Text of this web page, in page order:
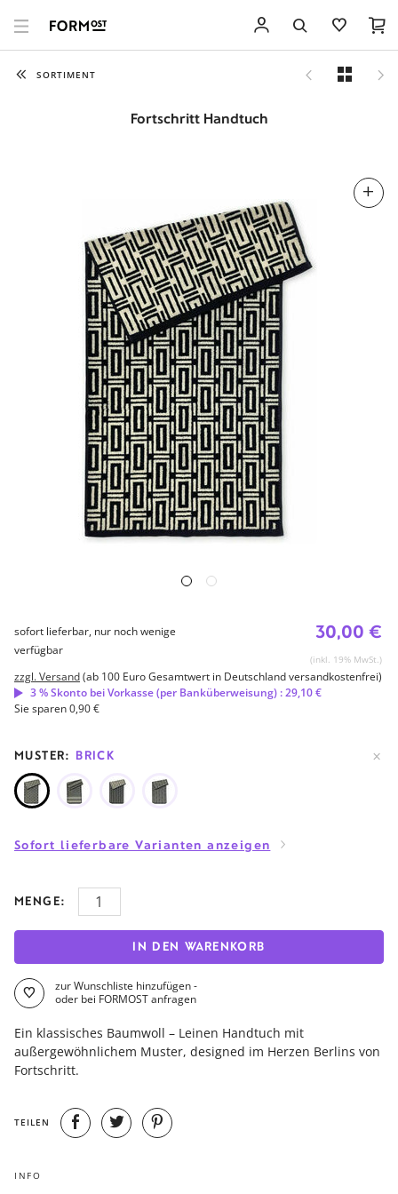
SORTIMENT
Fortschritt Handtuch
30,00 €
(inkl. 19% MwSt.)
sofort lieferbar, nur noch wenige
verfügbar
zzgl. Versand(ab 100 Euro Gesamtwert in Deutschland versandkostenfrei)
3 % Skonto bei Vorkasse (per Banküberweisung) : 29,10 €
Sie sparen 0,90 €
MUSTER: BRICK
Sofort lieferbare Varianten anzeigen
MENGE:
IN DEN WARENKORB
zur Wunschliste hinzufügen -
oder bei FORMOST anfragen
Ein klassisches Baumwoll – Leinen Handtuch mit
außergewöhnlichem Muster, designed im Herzen Berlins von
Fortschritt.
TEILEN
INFO